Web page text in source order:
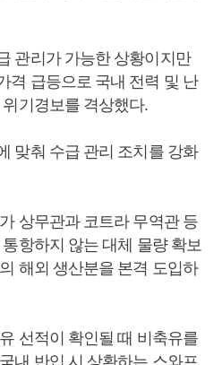
관리가 가능한 상황이지만
격 급등으로 국내 전력 및 난
기경보를 격상했다.
맞춰 수급 관리 조치를 강화
상무관과 코트라 무역관 등
항하지 않는 대체 물량 확보
해외 생산분을 본격 도입하
선적이 확인될 때 비축유를
내 반입 시 상환하는 스와프